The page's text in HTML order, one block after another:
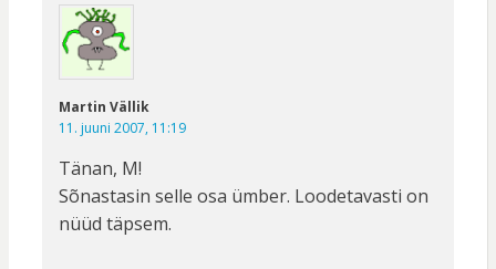
Martin Vällik
11. juuni 2007, 11:19
Tänan, M!
Sõnastasin selle osa ümber. Loodetavasti on
nüüd täpsem.